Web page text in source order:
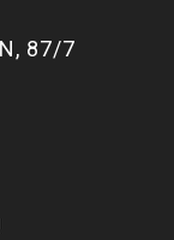
87/7